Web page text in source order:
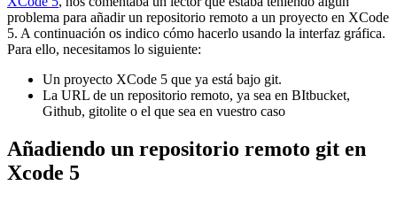
problema para añadir un repositorio remoto a un proyecto en XCode
5. A continuación os indico cómo hacerlo usando la interfaz gráfica.
Para ello, necesitamos lo siguiente:
Un proyecto XCode 5 que ya está bajo git.
La URL de un repositorio remoto, ya sea en BItbucket,
Github, gitolite o el que sea en vuestro caso
Añadiendo un repositorio remoto git en
Xcode 5